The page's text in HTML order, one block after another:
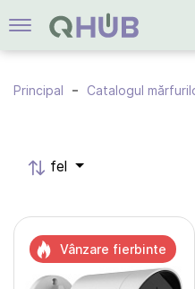
Principal Catalogul
fel
Vânzare fierbinte